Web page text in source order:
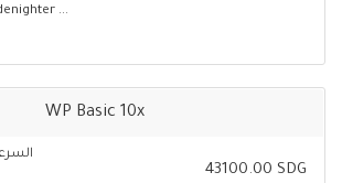
...
WP Basic 10x
43100.00 SDG